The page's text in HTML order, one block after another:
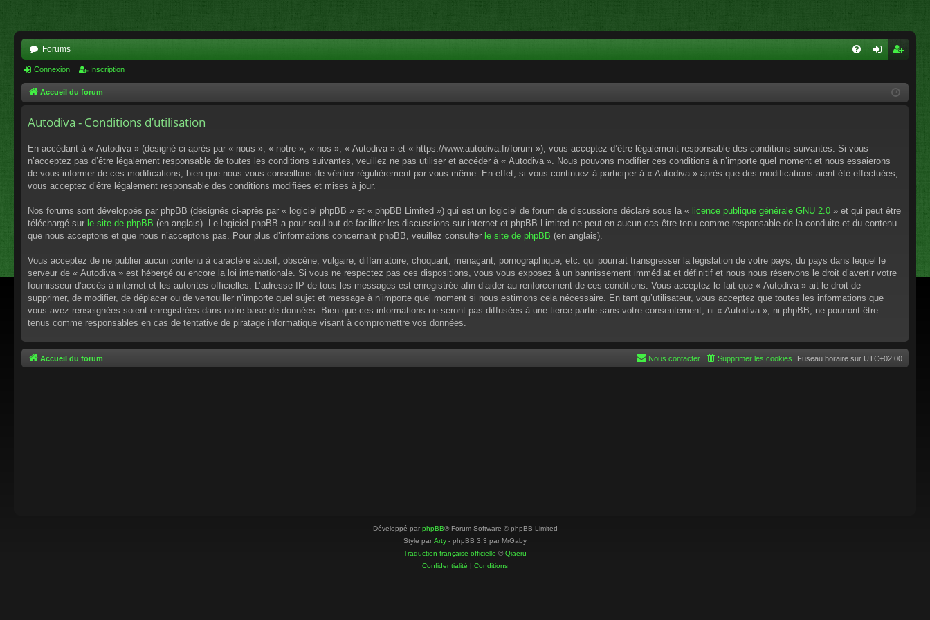
Forums
cri
Connexion Inscription
Accueil du forum
Autodiva - Conditions d’utilisation
En accédant à « Autodiva » (désigné ci-après par « nous », « notre », « nos », « Autodiva » et « https://www.autodiva.fr/forum »), vous acceptez d’être légalement responsable des conditions suivantes. Si vous
n’acceptez pas d’être légalement responsable de toutes les conditions suivantes, veuillez ne pas utiliser et accéder à « Autodiva ». Nous pouvons modifier ces conditions à n’importe quel moment et nous essaierons
de vous informer de ces modifications, bien que nous vous conseillons de vérifier régulièrement par vous-même. En effet, si vous continuez à participer à « Autodiva » après que des modifications aient été effectuées,
vous acceptez d’être légalement responsable des conditions modifiées et mises à jour.
Nos forums sont développés par phpBB (désignés ci-après par « logiciel phpBB » et « phpBB Limited ») qui est un logiciel de forum de discussions déclaré sous la « licence publique générale GNU 2.0 » et qui peut être
téléchargé sur le site de phpBB (en anglais). Le logiciel phpBB a pour seul but de faciliter les discussions sur internet et phpBB Limited ne peut en aucun cas être tenu comme responsable de la conduite et du contenu
que nous acceptons et que nous n’acceptons pas. Pour plus d’informations concernant phpBB, veuillez consulter le site de phpBB (en anglais).
Vous acceptez de ne publier aucun contenu à caractère abusif, obscène, vulgaire, diffamatoire, choquant, menaçant, pornographique, etc. qui pourrait transgresser la législation de votre pays, du pays dans lequel le
serveur de « Autodiva » est hébergé ou encore la loi internationale. Si vous ne respectez pas ces dispositions, vous vous exposez à un bannissement immédiat et définitif et nous nous réservons le droit d’avertir votre
fournisseur d’accès à internet et les autorités officielles. L’adresse IP de tous les messages est enregistrée afin d’aider au renforcement de ces conditions. Vous acceptez le fait que « Autodiva » ait le droit de
supprimer, de modifier, de déplacer ou de verrouiller n’importe quel sujet et message à n’importe quel moment si nous estimons cela nécessaire. En tant qu’utilisateur, vous acceptez que toutes les informations que
vous avez renseignées soient enregistrées dans notre base de données. Bien que ces informations ne seront pas diffusées à une tierce partie sans votre consentement, ni « Autodiva », ni phpBB, ne pourront être
tenus comme responsables en cas de tentative de piratage informatique visant à compromettre vos données.
Accueil du forum Fuseau horaire sur UTC+02:00
Supprimer les cookies
Nous contacter
Développé par phpBB® Forum Software © phpBB Limited
Style par Arty - phpBB 3.3 par MrGaby
Traduction française officielle ©Qiaeru
Confidentialité | Conditions